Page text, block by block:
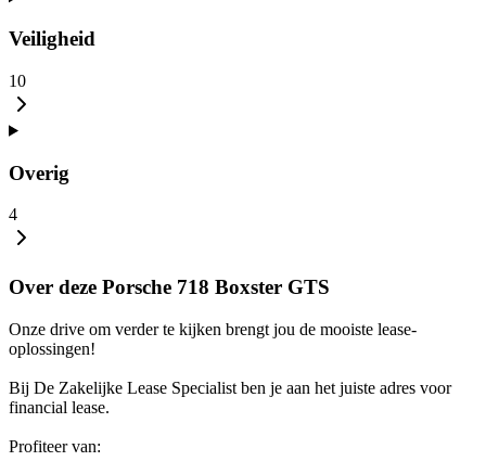
Veiligheid
10
Overig
4
Over deze Porsche 718 Boxster GTS
Onze drive om verder te kijken brengt jou de mooiste lease-
oplossingen!
Bij De Zakelijke Lease Specialist ben je aan het juiste adres voor
financial lease.
Profiteer van: